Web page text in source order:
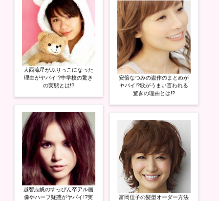
大西流星がぶりっこになった
理由がヤバイ!?中学校の驚き
の実態とは!?
越智志帆のすっぴん卒アル画
像やハーフ疑惑がヤバイ!?実
安倍なつみの盗作のまとめが
ヤバイ!?歌がうまい言われる
驚きの理由とは!?
富岡佳子の髪型オーダー方法